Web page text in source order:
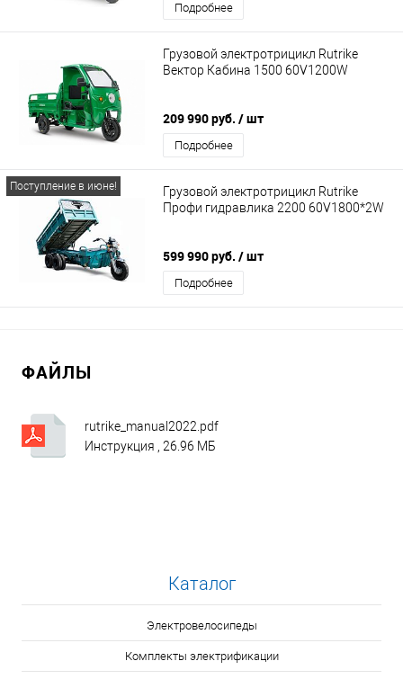
Подробнее
Грузовой электротрицикл Rutrike
Вектор Кабина 1500 60V1200W
209 990 руб. / шт
Подробнее
Поступление в июне!
Грузовой электротрицикл Rutrike
Профи гидравлика 2200 60V1800*2W
599 990 руб. / шт
Подробнее
ФАЙЛЫ
rutrike_manual2022.pdf
Инструкция , 26.96 МБ
Каталог
Электровелосипеды
Комплекты электрификации